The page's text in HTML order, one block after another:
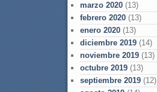
marzo 2020 (13)
febrero 2020 (13)
enero 2020 (13)
diciembre 2019 (14)
noviembre 2019 (13)
octubre 2019 (13)
septiembre 2019 (12)